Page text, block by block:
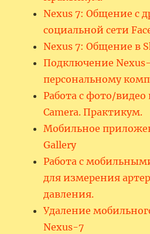
Nexus 7: Общение с
социальной сети
Nexus 7: Общение в
Подключение
персональному
Работа с фото/видео
Camera. Практикум.
Мобильное
Gallery
Работа с
для измерения
давления.
Удаление
Nexus-7